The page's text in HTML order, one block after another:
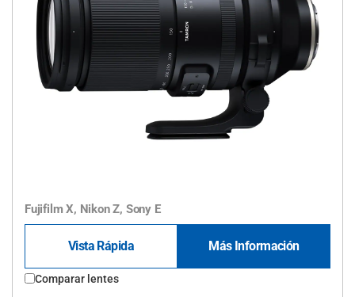
Fujifilm X, Nikon Z, Sony E
Vista Rápida Más Información
Comparar lentes